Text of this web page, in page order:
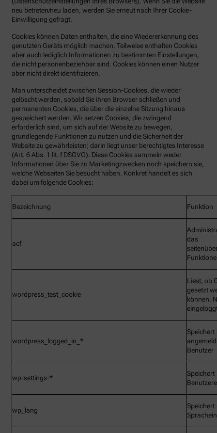
neu betreten/neu laden, werden Sie erneut nach Ihrer Cookie-
Einwilligung gefragt.
Cookies können Daten enthalten, die eine Wiedererkennung des
genutzten Geräts möglich machen. Teilweise enthalten Cookies
aber auch lediglich Informationen zu bestimmten Einstellungen,
die nicht personenbeziehbar sind. Cookies können einen Nutzer
aber nicht direkt identifizieren.
Man unterscheidet zwischen Session-Cookies, die wieder
gelöscht werden, sobald Sie ihren Browser schließen und
permanenten Cookies, die über die einzelne Sitzung hinaus
gespeichert werden. Wir setzen Cookies, die zwingend
erforderlich sind, um sich auf der Website zu bewegen,
grundlegende Funktionen zu nutzen und die Sicherheit der
Website zu gewährleisten; darin liegt unser berechtigtes Interesse
(Art. 6 Abs. 1 lit. f DSGVO). Diese Cookies sammeln weder
Informationen über Sie zu Marketingzwecken noch speichern sie,
welche Webseiten Sie besucht haben. Konkret handelt es sich
dabei um folgende Cookies:
Bezeichnung Funktion
acf
das
wordpress_test_cookie
Liest, ob
gesetzt
können.
wordpress_logged_in_*
Speichert
Benutzer
wp-settings-*
Speichert
wp_lang
Speichert